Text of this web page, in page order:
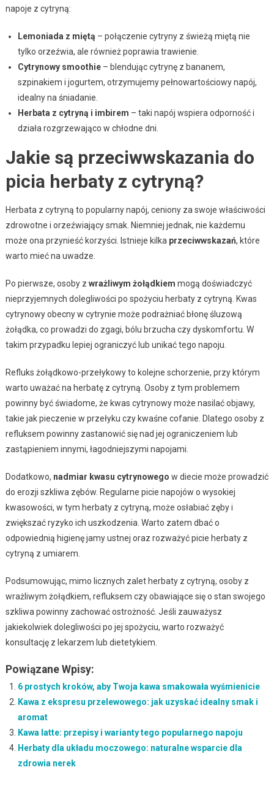
napoje z cytryną:
Lemoniada z miętą – połączenie cytryny z świeżą miętą nie
tylko orzeźwia, ale również poprawia trawienie.
Cytrynowy smoothie– blendując cytrynę z bananem,
szpinakiem i jogurtem, otrzymujemy pełnowartościowy napój,
idealny na śniadanie.
Herbata z cytryną i imbirem – taki napój wspiera odporność i
działa rozgrzewająco w chłodne dni.
Jakie są przeciwwskazania do
picia herbaty z cytryną?
Herbata z cytryną to popularny napój, ceniony za swoje właściwości
zdrowotne i orzeźwiający smak. Niemniej jednak, nie każdemu
może ona przynieść korzyści. Istnieje kilka przeciwwskazań, które
warto mieć na uwadze.
Po pierwsze, osoby z wrażliwym żołądkiem mogą doświadczyć
nieprzyjemnych dolegliwości po spożyciu herbaty z cytryną. Kwas
cytrynowy obecny w cytrynie może podrażniać błonę śluzową
żołądka, co prowadzi do zgagi, bólu brzucha czy dyskomfortu. W
takim przypadku lepiej ograniczyć lub unikać tego napoju.
Refluks żołądkowo-przełykowy to kolejne schorzenie, przy którym
warto uważać na herbatę z cytryną. Osoby z tym problemem
powinny być świadome, że kwas cytrynowy może nasilać objawy,
takie jak pieczenie w przełyku czy kwaśne cofanie. Dlatego osoby z
refluksem powinny zastanowić się nad jej ograniczeniem lub
zastąpieniem innymi, łagodniejszymi napojami.
Dodatkowo, nadmiar kwasu cytrynowego w diecie może prowadzić
do erozji szkliwa zębów. Regularne picie napojów o wysokiej
kwasowości, w tym herbaty z cytryną, może osłabiać zęby i
zwiększać ryzyko ich uszkodzenia. Warto zatem dbać o
odpowiednią higienę jamy ustnej oraz rozważyć picie herbaty z
cytryną z umiarem.
Podsumowując, mimo licznych zalet herbaty z cytryną, osoby z
wrażliwym żołądkiem, refluksem czy obawiające się o stan swojego
szkliwa powinny zachować ostrożność. Jeśli zauważysz
jakiekolwiek dolegliwości po jej spożyciu, warto rozważyć
konsultację z lekarzem lub dietetykiem.
Powiązane Wpisy:
6 prostych kroków, aby Twoja kawa smakowała wyśmienicie
Kawa z ekspresu przelewowego: jak uzyskać idealny smak i
aromat
Kawa latte: przepisy i warianty tego popularnego napoju
Herbaty dla układu moczowego: naturalne wsparcie dla
zdrowia nerek